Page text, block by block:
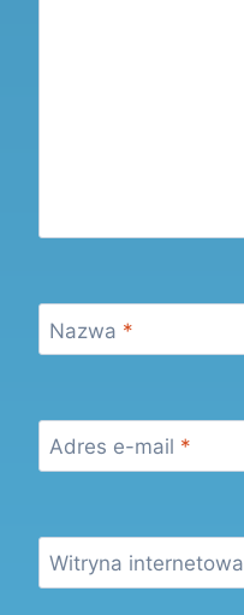
Nazwa *
Adres e-mail *
Witryna internetowa